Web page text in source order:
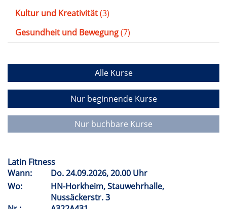
Kultur und Kreativität(3)
Gesundheit und Bewegung(7)
Alle Kurse
Nur beginnende Kurse
Nur buchbare Kurse
Latin Fitness
Wann:
Do.24.09.2026, 20.00 Uhr
Wo:
HN-Horkheim, Stauwehrhalle,
Nussäckerstr. 3